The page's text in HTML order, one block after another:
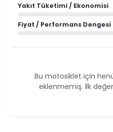
Yakıt Tüketimi / Ekonomisi
Fiyat / Performans Dengesi
Bu motosiklet için
eklenmemiş. İlk